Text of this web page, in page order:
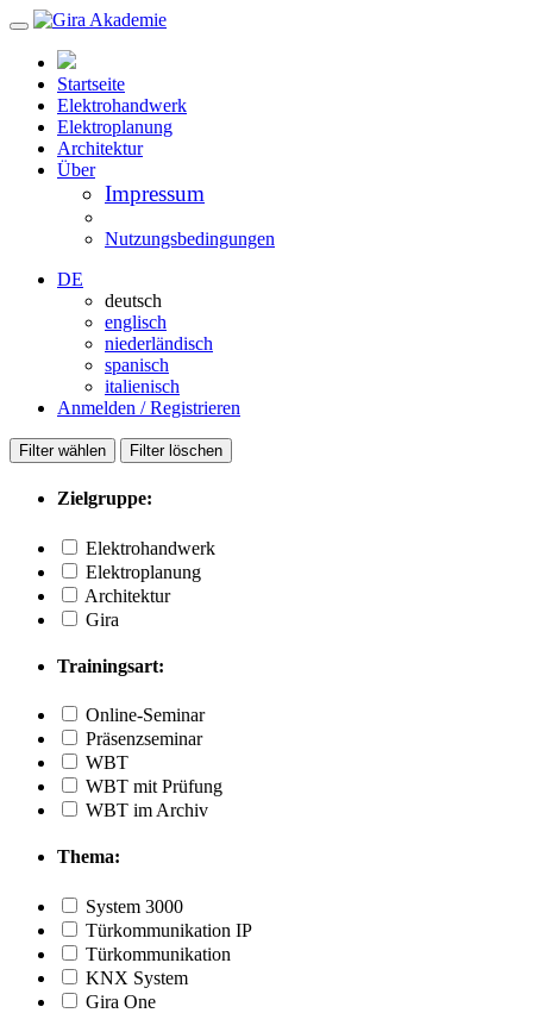
Startseite
Elektrohandwerk
Elektroplanung
Architektur
Über
Impressum
Nutzungsbedingungen
DE
deutsch
englisch
niederländisch
spanisch
italienisch
Anmelden / Registrieren
Filter wählen Filter löschen
Zielgruppe:
Elektrohandwerk
Elektroplanung
Architektur
Gira
Trainingsart:
Online-Seminar
Präsenzseminar
WBT
WBT mit Prüfung
WBT im Archiv
Thema:
System 3000
Türkommunikation IP
Türkommunikation
KNX System
Gira One